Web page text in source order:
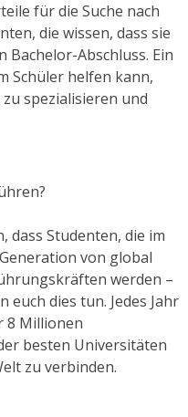
für die Suche nach
die wissen, dass sie
Bachelor-Abschluss. Ein
Schüler helfen kann,
spezialisieren und
dass Studenten, die im
von global
werden –
euch dies tun. Jedes Jahr
8 Millionen
besten Universitäten
zu verbinden.